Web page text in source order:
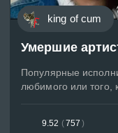
king of cum
Умершие
Популярные
любимого или того,
9.52 (757 )